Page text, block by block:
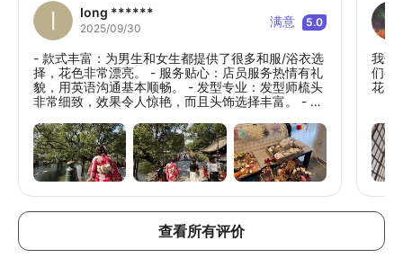
Iong ******
2025/09/30 满意 5.0
- 款式丰富：为男生和女生都提供了很多和服/浴衣选
择，花色非常漂亮。 - 服务贴心：店员服务热情有礼
貌，用英语沟通基本顺畅。 - 发型专业：发型师梳头
非常细致，效果令人惊艳，而且头饰选择丰富。 - 地
后即可开始观光。 - 环境舒适：店铺干净整洁，让人
感觉很舒服。 我们是九月底穿的浴衣，天气刚刚好，
不会太热。整个过程都非常愉快，真心推荐给想体验
和服的旅客～
我们
们都
花费
查看所有评价